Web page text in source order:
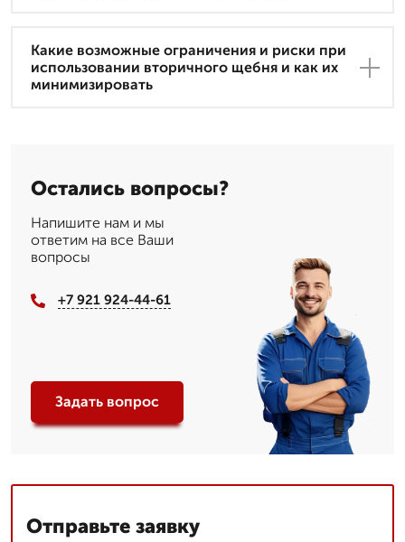
Какие возможные ограничения и риски при
использовании вторичного щебня и как их
минимизировать
Остались вопросы?
Напишите нам и мы
ответим на все Ваши
вопросы
+7 921 924-44-61
Задать вопрос
Отправьте заявку